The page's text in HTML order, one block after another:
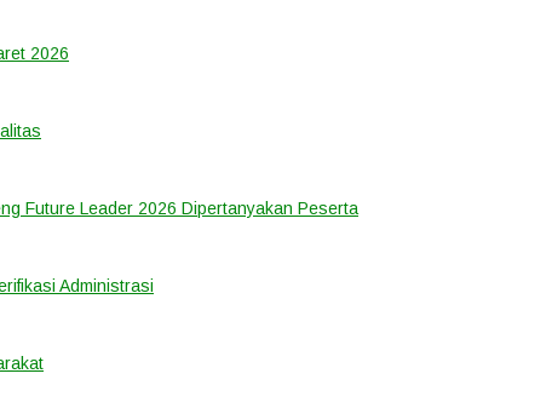
2026
Future Leader 2026 Dipertanyakan Peserta
Administrasi